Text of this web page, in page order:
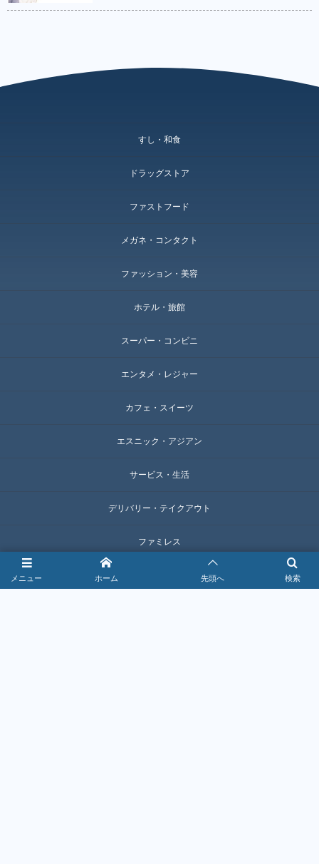
メニュー 検索
ホーム 先頭へ
すし・和食
ドラッグストア
ファストフード
メガネ・コンタクト
ファッション・美容
ホテル・旅館
スーパー・コンビニ
エンタメ・レジャー
カフェ・スイーツ
エスニック・アジアン
サービス・生活
デリバリー・テイクアウト
ファミレス